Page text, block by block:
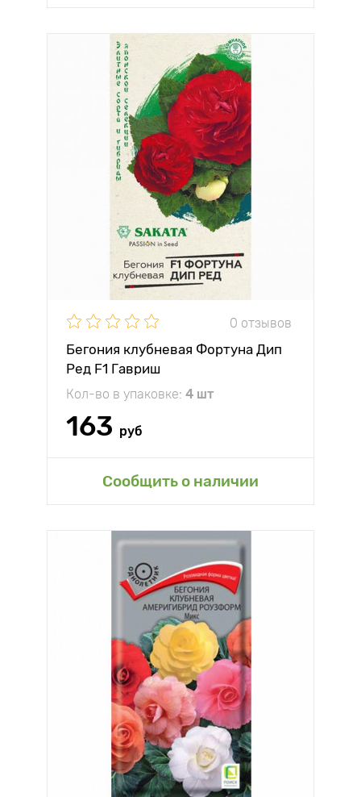
0 отзывов
Бегония клубневая Фортуна Дип
Ред F1 Гавриш
Кол-во в упаковке: 4 шт
163 руб
Сообщить о наличии